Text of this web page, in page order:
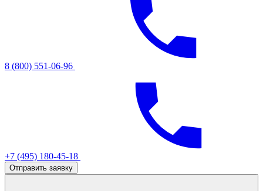
8 (800) 551-06-96
+7 (495) 180-45-18
Отправить заявку